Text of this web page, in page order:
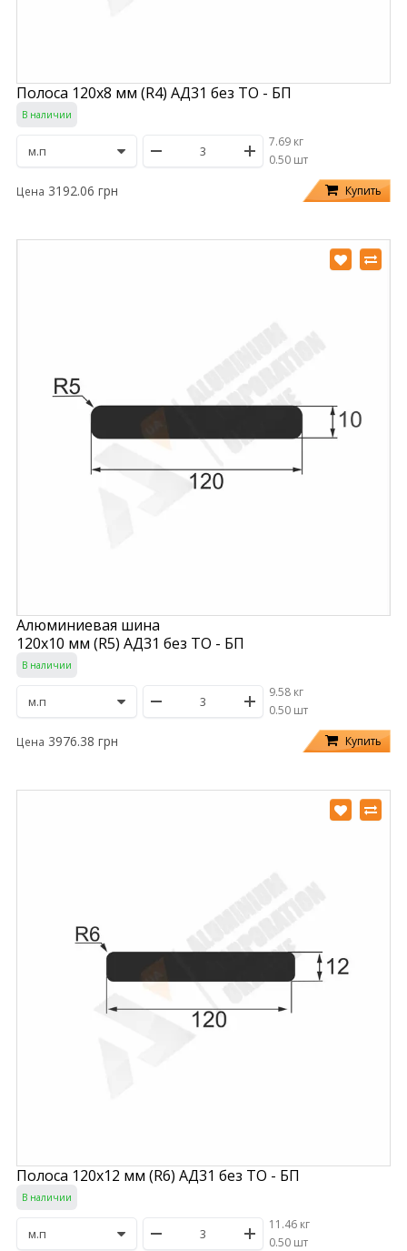
Полоса 120х8 мм (R4) АД31 без ТО - БП
В наличии
7.69 кг
/0.50 шт
Цена 3192.06 грн Купить
Алюминиевая шина
120х10 мм (R5) АД31 без ТО - БП
В наличии
9.58 кг
/0.50 шт
Цена 3976.38 грн Купить
Полоса 120х12 мм (R6) АД31 без ТО - БП
В наличии
11.46 кг
/0.50 шт